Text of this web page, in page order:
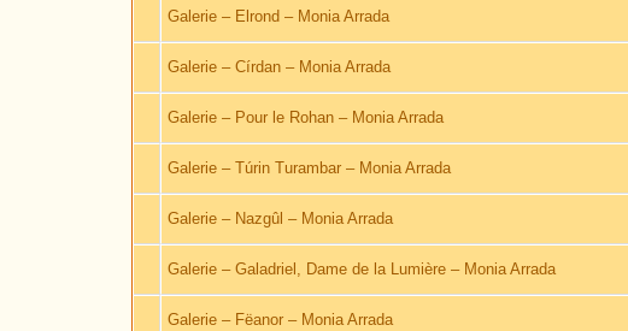
Galerie – Elrond – Monia Arrada
Galerie – Círdan – Monia Arrada
Galerie – Pour le Rohan – Monia Arrada
Galerie – Túrin Turambar – Monia Arrada
Galerie – Nazgûl – Monia Arrada
Galerie – Galadriel, Dame de la Lumière – Monia Arrada
Galerie – Fëanor – Monia Arrada